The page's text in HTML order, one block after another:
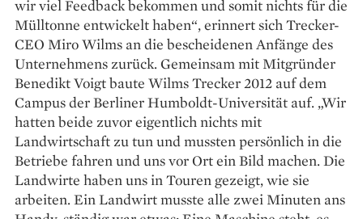
wir viel Feedback bekommen und somit nichts für die
Mülltonne entwickelt haben“, erinnert sich Trecker-
CEO Miro Wilms an die bescheidenen Anfänge des
Unternehmens zurück. Gemeinsam mit Mitgründer
Benedikt Voigt baute Wilms Trecker 2012 auf dem
Campus der Berliner Humboldt-Universität auf. „Wir
hatten beide zuvor eigentlich nichts mit
Landwirtschaft zu tun und mussten persönlich in die
Betriebe fahren und uns vor Ort ein Bild machen. Die
Landwirte haben uns in Touren gezeigt, wie sie
arbeiten. Ein Landwirt musste alle zwei Minuten ans